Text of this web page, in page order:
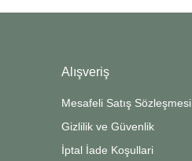
Alışveriş
Mesafeli Satış Sözleşmesi
Gizlilik ve Güvenlik
İptal İade Koşullari